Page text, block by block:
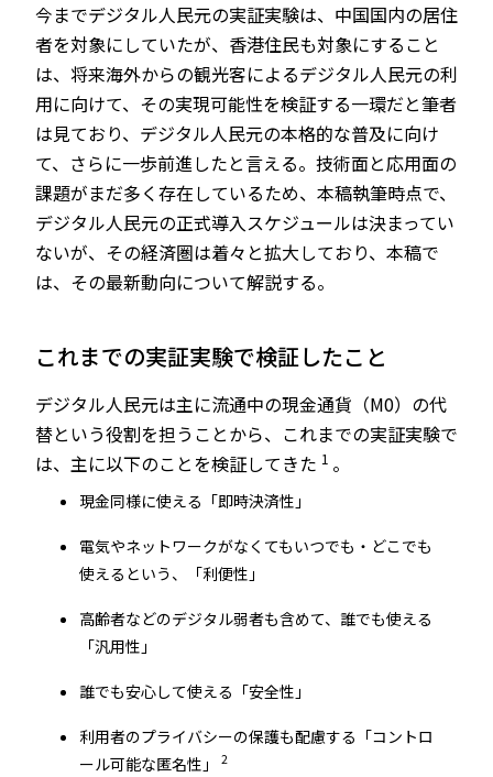
今までデジタル人民元の実証実験は、中国国内の居住
者を対象にしていたが、香港住民も対象にすること
は、将来海外からの観光客によるデジタル人民元の利
用に向けて、その実現可能性を検証する一環だと筆者
は見ており、デジタル人民元の本格的な普及に向け
て、さらに一歩前進したと言える。技術面と応用面の
課題がまだ多く存在しているため、本稿執筆時点で、
デジタル人民元の正式導入スケジュールは決まってい
ないが、その経済圏は着々と拡大しており、本稿で
は、その最新動向について解説する。
これまでの実証実験で検証したこと
デジタル人民元は主に流通中の現金通貨（M0）の代
替という役割を担うことから、これまでの実証実験で
は、主に以下のことを検証してきた 1 。
現金同様に使える「即時決済性」
電気やネットワークがなくてもいつでも・どこでも
使えるという、「利便性」
高齢者などのデジタル弱者も含めて、誰でも使える
「汎用性」
誰でも安心して使える「安全性」
利用者のプライバシーの保護も配慮する「コントロ
ール可能な匿名性」
2